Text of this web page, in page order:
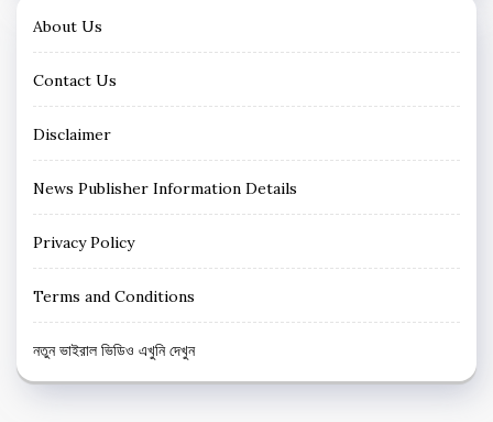
About Us
Contact Us
Disclaimer
News Publisher Information Details
Privacy Policy
Terms and Conditions
নতুন ভাইরাল ভিডিও এখুনি দেখুন